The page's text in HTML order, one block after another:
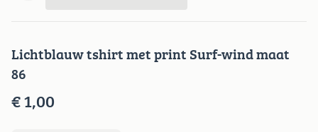
Lichtblauw tshirt met print Surf-wind maat
86
€ 1,00